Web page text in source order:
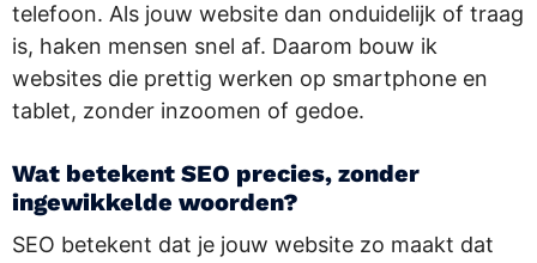
telefoon. Als jouw website dan onduidelijk of traag
is, haken mensen snel af. Daarom bouw ik
websites die prettig werken op smartphone en
tablet, zonder inzoomen of gedoe.
Wat betekent SEO precies, zonder
ingewikkelde woorden?
SEO betekent dat je jouw website zo maakt dat